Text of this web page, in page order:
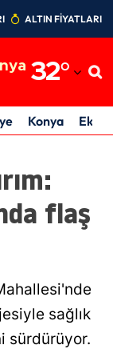
ALTIN FİYATLARI
32°
Konya
flaş
sağlık
sürdürüyor.